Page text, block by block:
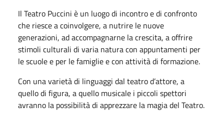
Il Teatro Puccini è un luogo di incontro e di confronto
che riesce a coinvolgere, a nutrire le nuove
generazioni, ad accompagnarne la crescita, a offrire
stimoli culturali di varia natura con appuntamenti per
le scuole e per le famiglie e con attività di formazione.
Con una varietà di linguaggi dal teatro d’attore, a
quello di figura, a quello musicale i piccoli spettori
avranno la possibilità di apprezzare la magia del Teatro.